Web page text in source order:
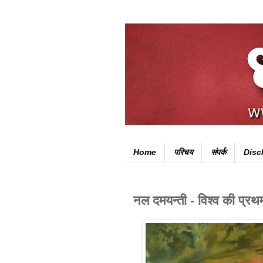
Home परिचय संपर्क
नल दमयन्ती - विश्व की